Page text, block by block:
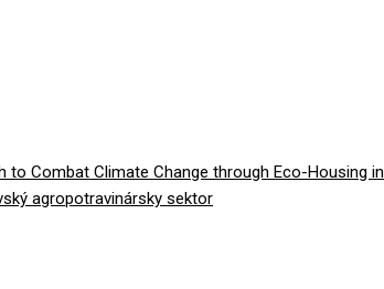
Combat Climate Change through Eco-Housing
agropotravinársky sektor